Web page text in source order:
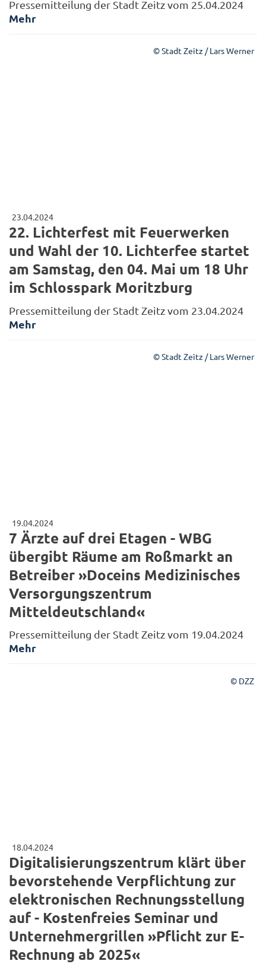
Pressemitteilung der Stadt Zeitz vom 25.04.2024
Mehr
© Stadt Zeitz / Lars Werner
23.04.2024
22. Lichterfest mit Feuerwerken
und Wahl der 10. Lichterfee startet
am Samstag, den 04. Mai um 18 Uhr
im Schlosspark Moritzburg
Pressemitteilung der Stadt Zeitz vom 23.04.2024
Mehr
© Stadt Zeitz / Lars Werner
19.04.2024
7 Ärzte auf drei Etagen - WBG
übergibt Räume am Roßmarkt an
Betreiber »Doceins Medizinisches
Versorgungszentrum
Mitteldeutschland«
Pressemitteilung der Stadt Zeitz vom 19.04.2024
Mehr
© DZZ
18.04.2024
Digitalisierungszentrum klärt über
bevorstehende Verpflichtung zur
elektronischen Rechnungsstellung
auf - Kostenfreies Seminar und
Unternehmergrillen »Pflicht zur E-
Rechnung ab 2025«